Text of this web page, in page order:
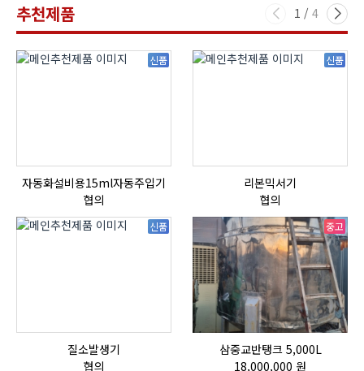
추천제품 1 / 4
신품
자동화설비용15ml자동주입기
협의
신품
리본믹서기
협의
신품
질소발생기
협의
중고
삼중교반탱크 5,000L
18,000,000 원